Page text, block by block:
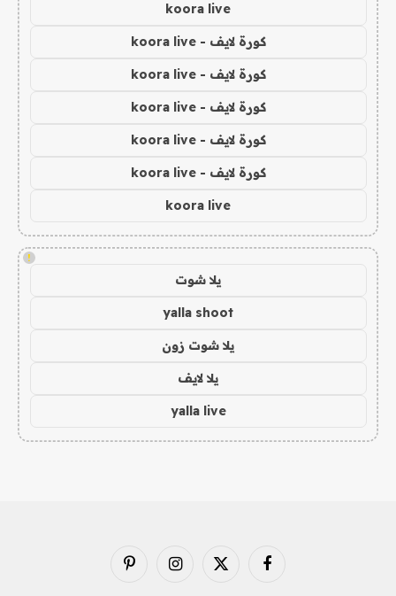
koora live
كورة لايف - koora live
كورة لايف - koora live
كورة لايف - koora live
كورة لايف - koora live
كورة لايف - koora live
koora live
!
يلا شوت
yalla shoot
يلا شوت زون
يلا لايف
yalla live
فيسبوك X
الانستغرامبينتيريست